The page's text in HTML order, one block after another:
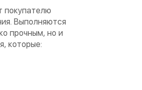
покупателю
Выполняются
прочным, но и
которые: